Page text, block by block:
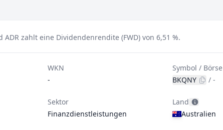
ADR zahlt eine Dividendenrendite (FWD) von 6,51 %.
WKN
-
Symbol / Börse
BKQNY
/-
Sektor
Finanzdienstleistungen
Land
Australien